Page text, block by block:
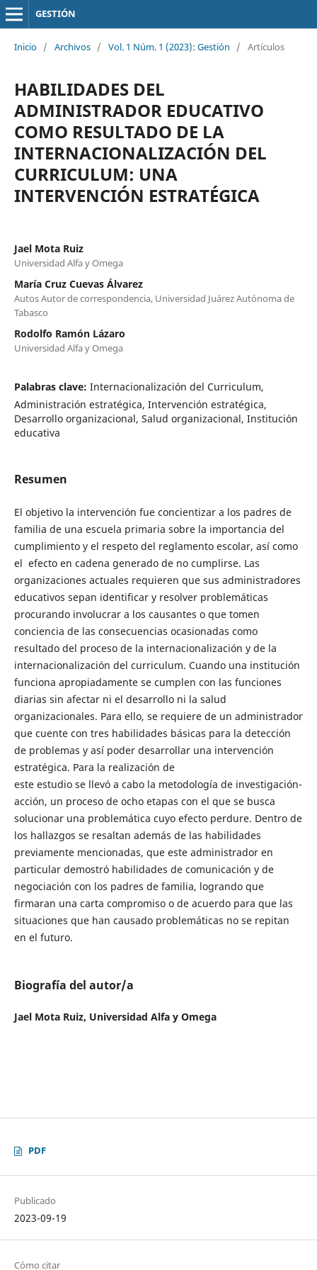
GESTIÓN
Inicio / Archivos / Vol. 1 Núm. 1 (2023): Gestión / Artículos
HABILIDADES DEL
ADMINISTRADOR EDUCATIVO
COMO RESULTADO DE LA
INTERNACIONALIZACIÓN DEL
CURRICULUM: UNA
INTERVENCIÓN ESTRATÉGICA
Jael Mota Ruiz
Universidad Alfa y Omega
María Cruz Cuevas Álvarez
Autos Autor de correspondencia, Universidad Juárez Autónoma de
Tabasco
Rodolfo Ramón Lázaro
Universidad Alfa y Omega
Palabras clave: Internacionalización del Curriculum,
Administración estratégica, Intervención estratégica,
Desarrollo organizacional, Salud organizacional, Institución
educativa
Resumen
El objetivo la intervención fue concientizar a los padres de
familia de una escuela primaria sobre la importancia del
cumplimiento y el respeto del reglamento escolar, así como
el efecto en cadena generado de no cumplirse. Las
organizaciones actuales requieren que sus administradores
educativos sepan identificar y resolver problemáticas
procurando involucrar a los causantes o que tomen
conciencia de las consecuencias ocasionadas como
resultado del proceso de la internacionalización y de la
internacionalización del curriculum. Cuando una institución
funciona apropiadamente se cumplen con las funciones
diarias sin afectar ni el desarrollo ni la salud
organizacionales. Para ello, se requiere de un administrador
que cuente con tres habilidades básicas para la detección
de problemas y así poder desarrollar una intervención
estratégica. Para la realización de
este estudio se llevó a cabo la metodología de investigación-
acción, un proceso de ocho etapas con el que se busca
solucionar una problemática cuyo efecto perdure. Dentro de
los hallazgos se resaltan además de las habilidades
previamente mencionadas, que este administrador en
particular demostró habilidades de comunicación y de
negociación con los padres de familia, logrando que
firmaran una carta compromiso o de acuerdo para que las
situaciones que han causado problemáticas no se repitan
en el futuro.
Biografía del autor/a
Jael Mota Ruiz, Universidad Alfa y Omega
PDF
Publicado
2023-09-19
Cómo citar